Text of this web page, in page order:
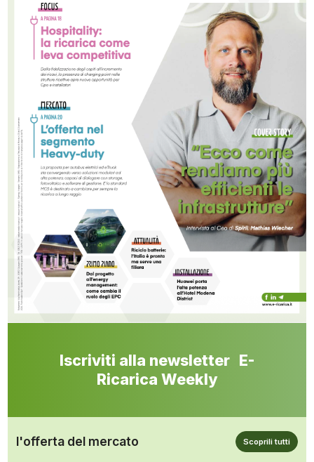
Iscriviti alla newsletter E-
Ricarica Weekly
l'offerta del mercato Scoprili tutti